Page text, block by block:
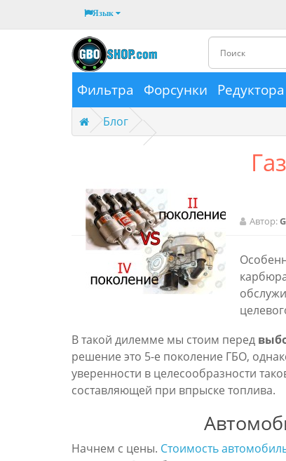
Язык
Фильтра Форсунки Редуктора
Блог
Автор:
В такой дилемме мы стоим перед
решение это 5-е поколение ГБО,
уверенности в целесообразности
составляющей при впрыске топлива.
Начнем с цены. Стоимость